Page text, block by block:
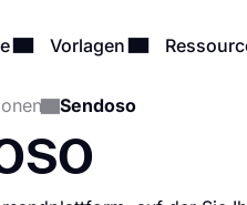
Vorlagen
Sendoso